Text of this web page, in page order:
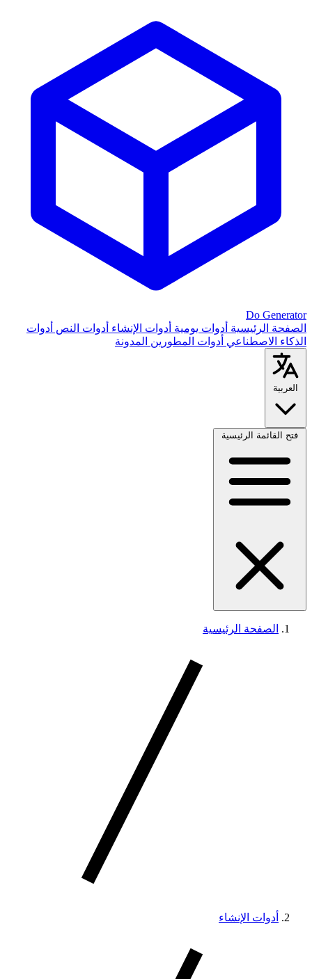
Do Generator
الصفحة الرئيسية أدوات يومية أدوات الإنشاء أدوات النص أدوات
الذكاء الاصطناعي أدوات المطورين المدونة
العربية
فتح القائمة الرئيسية
الصفحة الرئيسية
أدوات الإنشاء